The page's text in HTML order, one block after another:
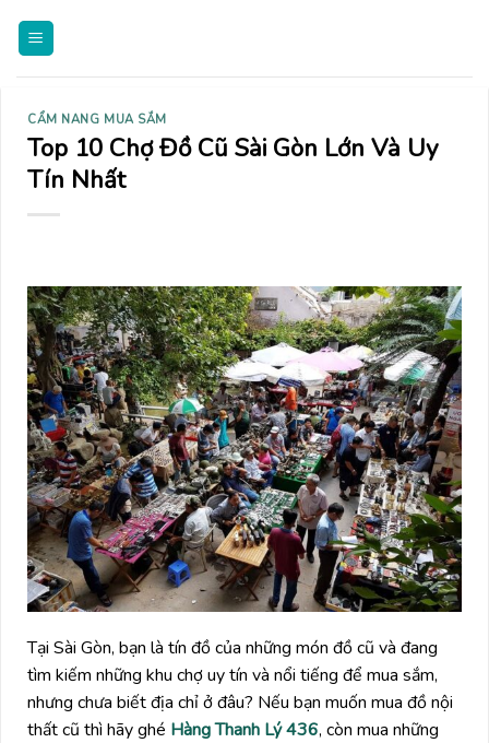
CẨM NANG MUA SẮM
Top 10 Chợ Đồ Cũ Sài Gòn Lớn Và Uy
Tín Nhất
Tại Sài Gòn, bạn là tín đồ của những món đồ cũ và đang
tìm kiếm những khu chợ uy tín và nổi tiếng để mua sắm,
nhưng chưa biết địa chỉ ở đâu? Nếu bạn muốn mua đồ nội
thất cũ thì hãy ghé Hàng Thanh Lý 436, còn mua những